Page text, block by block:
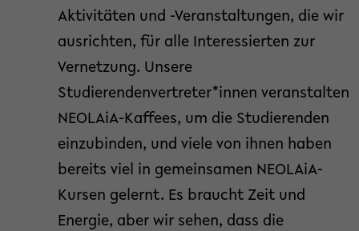
Aktivitäten und -Veranstaltungen, die wir
ausrichten, für alle Interessierten zur
Vernetzung. Unsere
Studierendenvertreter*innen veranstalten
NEOLAiA-Kaffees, um die Studierenden
einzubinden, und viele von ihnen haben
bereits viel in gemeinsamen NEOLAiA-
Kursen gelernt. Es braucht Zeit und
Energie, aber wir sehen, dass die